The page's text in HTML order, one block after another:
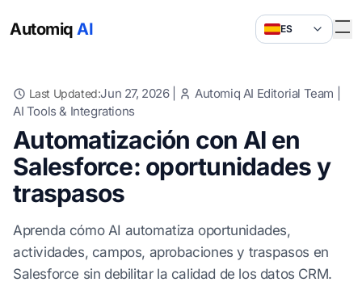
Automiq AI ES
Last Updated:Jun 27, 2026| Automiq AI Editorial Team
AI Tools & Integrations
Automatización con AI en
Salesforce: oportunidades y
traspasos
Aprenda cómo AI automatiza oportunidades,
actividades, campos, aprobaciones y traspasos en
Salesforce sin debilitar la calidad de los datos CRM.